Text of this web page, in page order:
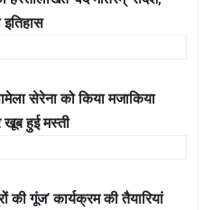
सेरेना को किया मजाकिया
हुई मस्ती
की गूंज’ कार्यक्रम की तैयारियां